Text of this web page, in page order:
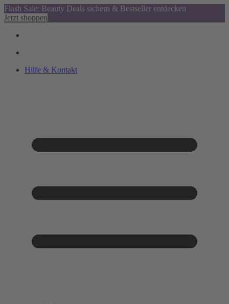
Flash Sale: Beauty Deals sichern & Bestseller entdecken
Jetzt shoppen
Hilfe & Kontakt